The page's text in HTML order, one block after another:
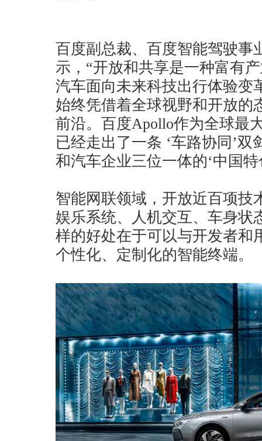
百度副总裁、百度智能驾驶事
示，“开放和共享是一种富有
汽车面向未来科技出行体验变
始终凭借着全球视野和开放的
前沿。百度Apollo作为全球最
已经走出了一条 ‘车路协同’
和汽车企业三位一体的‘中国
智能网联领域，开放近百项技
娱乐系统、人机交互、车身状
样的好处在于可以与开发者和
个性化、定制化的智能终端。